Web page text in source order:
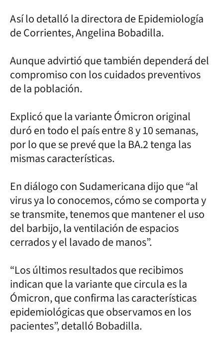
Así lo detalló la directora de Epidemiología
de Corrientes, Angelina Bobadilla.
Aunque advirtió que también dependerá del
compromiso con los cuidados preventivos
de la población.
Explicó que la variante Ómicron original
duró en todo el país entre 8 y 10 semanas,
por lo que se prevé que la BA.2 tenga las
mismas características.
En diálogo con Sudamericana dijo que “al
virus ya lo conocemos, cómo se comporta y
se transmite, tenemos que mantener el uso
del barbijo, la ventilación de espacios
cerrados y el lavado de manos”.
“Los últimos resultados que recibimos
indican que la variante que circula es la
Ómicron, que confirma las características
epidemiológicas que observamos en los
pacientes”, detalló Bobadilla.